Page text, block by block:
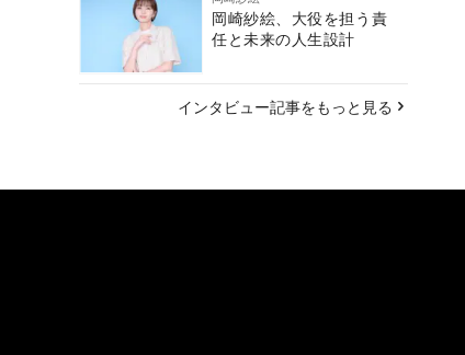
岡崎紗絵、大役を担う責
任と未来の人生設計
インタビュー記事をもっと見る